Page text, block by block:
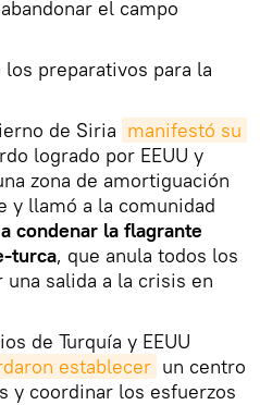
el campo
preparativos para la
de Siria manifestó su
logrado por EEUU y
zona de amortiguación
y llamó a la comunidad
a condenar la flagrante
turca, que anula todos los
salida a la crisis en
de Turquía y EEUU
establecer un centro
y coordinar los esfuerzos